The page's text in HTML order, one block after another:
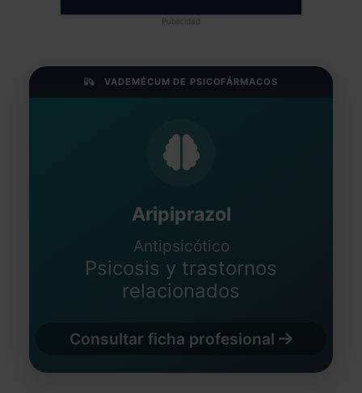
Publicidad
VADEMÉCUM DE PSICOFÁRMACOS
Aripiprazol
Antipsicótico
Psicosis y trastornos
relacionados
Consultar ficha profesional